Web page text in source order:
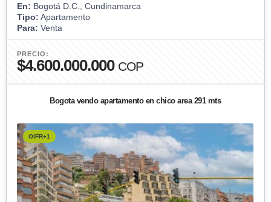
En: Bogotá D.C., Cundinamarca
Tipo: Apartamento
Para: Venta
PRECIO:
$4.600.000.000 COP
Bogota vendo apartamento en chico area 291 mts
OIFR+1